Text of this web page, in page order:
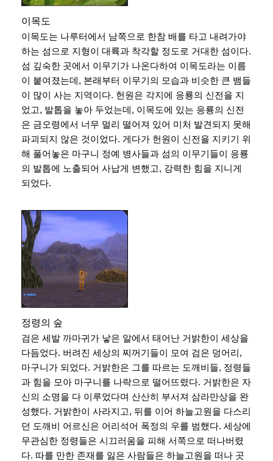
이목도
이목도는 나루터에서 남쪽으로 한참 배를 타고 내려가야
하는 섬으로 지형이 대륙과 착각할 정도로 거대한 섬이다.
섬 깊숙한 곳에서 이무기가 나온다하여 이목도라는 이름
이 붙여졌는데, 본래부터 이무기의 모습과 비슷한 큰 뱀들
이 많이 사는 지역이다. 헌원은 각지에 응룡의 신전을 지
었고, 발톱을 놓아 두었는데, 이목도에 있는 응룡의 신전
은 금오령에서 너무 멀리 떨어져 있어 미처 발견되지 못해
파괴되지 않은 것이었다. 게다가 헌원이 신전을 지키기 위
해 풀어놓은 마구니 정예 병사들과 섬의 이무기들이 응룡
의 발톱에 노출되어 사납게 변했고, 강력한 힘을 지니게
되었다.
정령의 숲
검은 세발 까마귀가 낳은 알에서 태어난 거밝한이 세상을
다듬었다. 버려진 세상의 찌꺼기들이 모여 검은 덩어리,
마구니가 되었다. 거밝한은 그를 따르는 도깨비들, 정령들
과 힘을 모아 마구니를 나락으로 떨어뜨렸다. 거밝한은 자
신의 소명을 다 이루었다며 산산히 부서져 삼라만상을 완
성했다. 거밝한이 사라지고, 뒤를 이어 하늘고원을 다스리
던 도깨비 어르신은 어리석어 폭정의 우를 범했다. 세상에
무관심한 정령들은 시끄러움을 피해 서쪽으로 떠나버렸
다. 따를 만한 존재를 잃은 사람들은 하늘고원을 떠나 곳